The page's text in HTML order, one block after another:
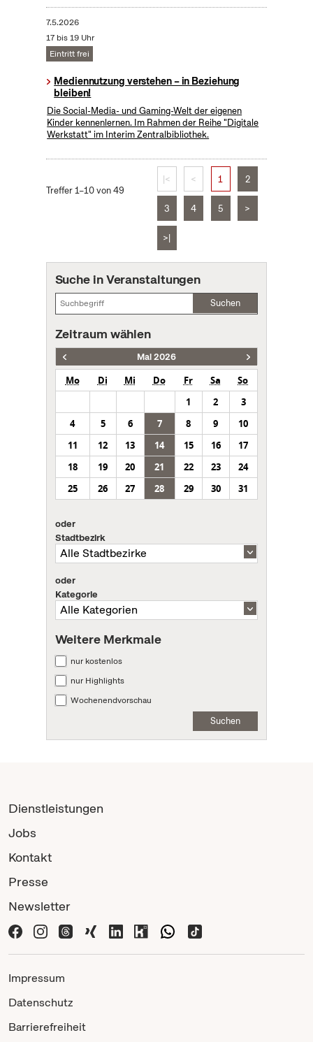
7.5.2026
17 bis 19 Uhr
Eintritt frei
Mediennutzung verstehen – in Beziehung
bleiben!
Die Social-Media- und Gaming-Welt der eigenen
Kinder kennenlernen. Im Rahmen der Reihe "Digitale
Werkstatt" im Interim Zentralbibliothek.
Treffer 1–10 von 49
|< < 1 2
3 4 5 >
>|
Suche in Veranstaltungen
Suchen
Zeitraum wählen
Mai 2026
Mo Di Mi Do Fr Sa
So
1
2
3
4
5 6 7 8 9
10
11
12 13 14 15 16
17
18
19 20 21 22 23
24
25
26 27 28 29 30 31
oder
Stadtbezirk
oder
Kategorie
Weitere Merkmale
nur kostenlos
nur Highlights
Wochenendvorschau
Suchen
Dienstleistungen
Jobs
Kontakt
Presse
Newsletter
Impressum
Datenschutz
Barrierefreiheit